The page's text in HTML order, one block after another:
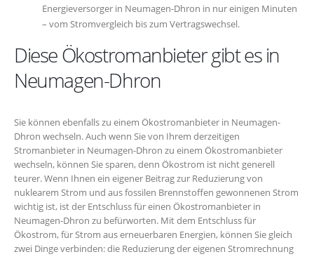
Energieversorger in Neumagen-Dhron in nur einigen Minuten
– vom Stromvergleich bis zum Vertragswechsel.
Diese Ökostromanbieter gibt es in
Neumagen-Dhron
Sie können ebenfalls zu einem Ökostromanbieter in Neumagen-
Dhron wechseln. Auch wenn Sie von Ihrem derzeitigen
Stromanbieter in Neumagen-Dhron zu einem Ökostromanbieter
wechseln, können Sie sparen, denn Ökostrom ist nicht generell
teurer. Wenn Ihnen ein eigener Beitrag zur Reduzierung von
nuklearem Strom und aus fossilen Brennstoffen gewonnenen Strom
wichtig ist, ist der Entschluss für einen Ökostromanbieter in
Neumagen-Dhron zu befürworten. Mit dem Entschluss für
Ökostrom, für Strom aus erneuerbaren Energien, können Sie gleich
zwei Dinge verbinden: die Reduzierung der eigenen Stromrechnung